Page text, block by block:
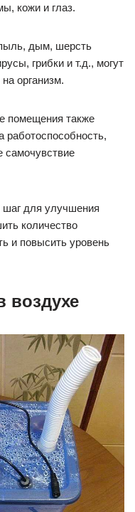
кожи и глаз.
дым, шерсть
грибки и т.д., могут
организм.
помещения также
работоспособность,
самочувствие
для улучшения
количество
и повысить уровень
воздухе